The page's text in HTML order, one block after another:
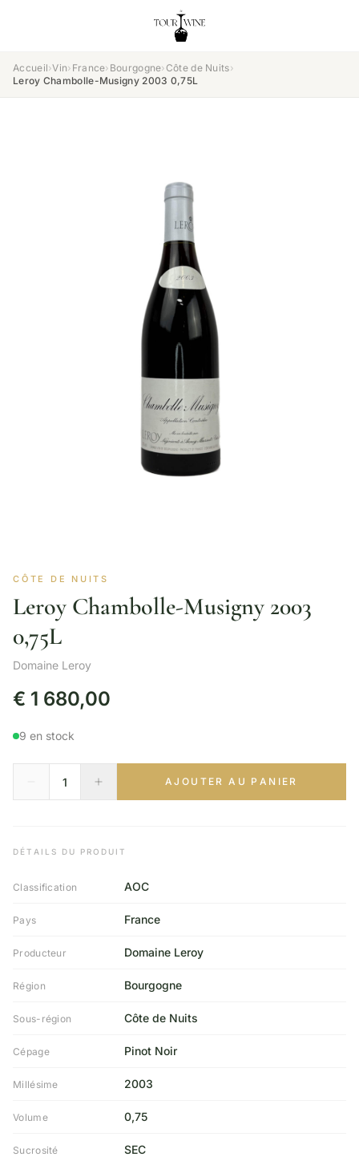
Accueil›Vin› France› Bourgogne›Côte de Nuits›
Leroy Chambolle-Musigny 2003 0,75L
CÔTE DE NUITS
Leroy Chambolle-Musigny 2003
0,75L
Domaine Leroy
€ 1 680,00
9 en stock
AJOUTER AU PANIER
DÉTAILS DU PRODUIT
Classification AOC
Pays France
Producteur Domaine Leroy
Région Bourgogne
Sous-région Côte de Nuits
Cépage Pinot Noir
Millésime 2003
Volume 0,75
Sucrosité SEC